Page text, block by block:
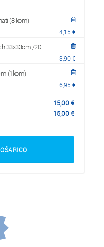
(8 kom)
4,15 €
33x33cm /20
3,90 €
(1kom)
6,95 €
15,00€
15,00€